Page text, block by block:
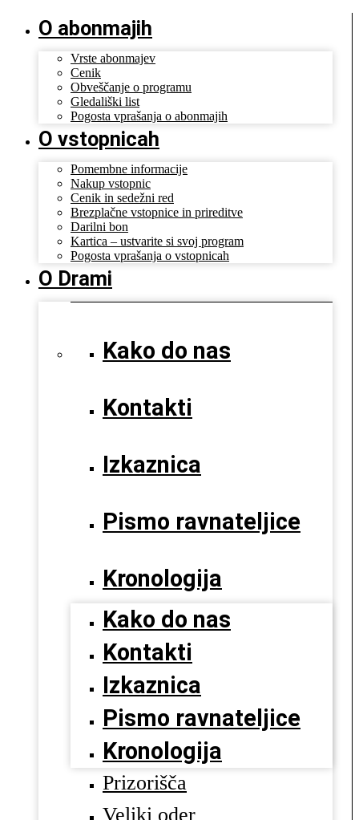
O abonmajih
Vrste abonmajev
Cenik
Obveščanje o programu
Gledališki list
Pogosta vprašanja o abonmajih
O vstopnicah
Pomembne informacije
Nakup vstopnic
Cenik in sedežni red
Brezplačne vstopnice in prireditve
Darilni bon
Kartica – ustvarite si svoj program
Pogosta vprašanja o vstopnicah
O Drami
Kako do nas
Kontakti
Izkaznica
Pismo ravnateljice
Kronologija
Kako do nas
Kontakti
Izkaznica
Pismo ravnateljice
Kronologija
Prizorišča
Veliki oder